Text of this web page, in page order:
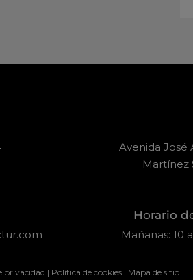
Avenida José
Martínez
Horario
Mañanas: 10
privacidad | Política de cookies| Mapa de sitio